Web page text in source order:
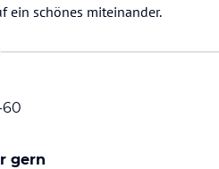
ein schönes miteinander.
60
gern